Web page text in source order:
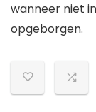
wanneer niet
opgeborgen.